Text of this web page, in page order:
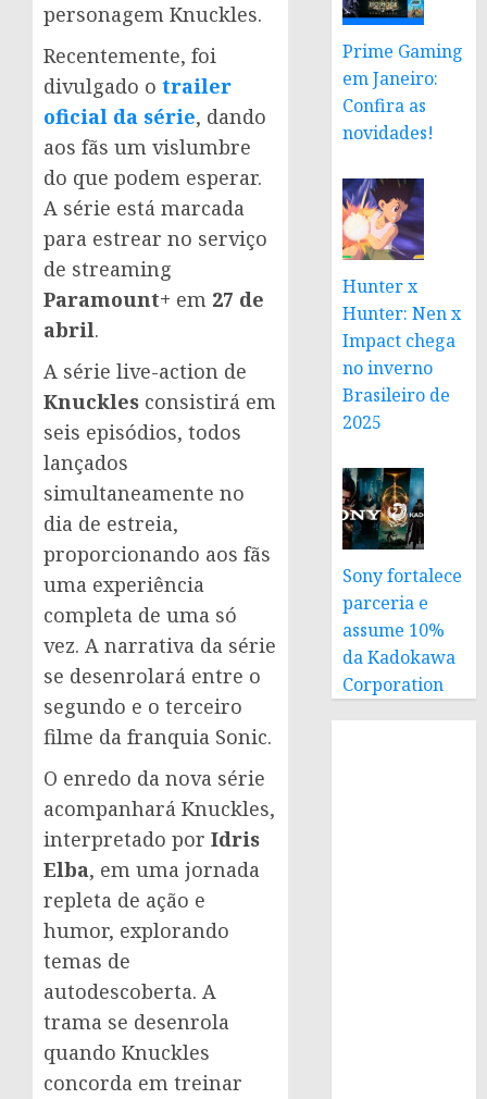
personagem Knuckles.
Recentemente, foi
divulgado o trailer
oficial da série, dando
aos fãs um vislumbre
do que podem esperar.
A série está marcada
para estrear no serviço
de streaming
Paramount+ em 27 de
abril.
A série live-action de
Knuckles consistirá em
seis episódios, todos
lançados
simultaneamente no
dia de estreia,
proporcionando aos fãs
uma experiência
completa de uma só
vez. A narrativa da série
se desenrolará entre o
segundo e o terceiro
filme da franquia Sonic.
O enredo da nova série
acompanhará Knuckles,
interpretado por Idris
Elba, em uma jornada
repleta de ação e
humor, explorando
temas de
autodescoberta. A
trama se desenrola
quando Knuckles
concorda em treinar
Prime Gaming
em Janeiro:
Confira as
novidades!
Hunter x
Hunter: Nen x
Impact chega
no inverno
Brasileiro de
2025
Sony fortalece
parceria e
assume 10%
da Kadokawa
Corporation